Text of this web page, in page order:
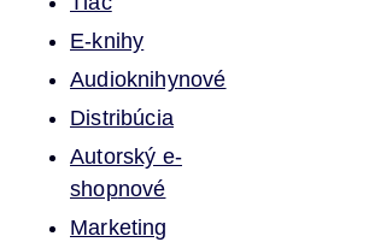
E-knihy
Audioknihynové
Distribúcia
Autorský e-
shopnové
Marketing